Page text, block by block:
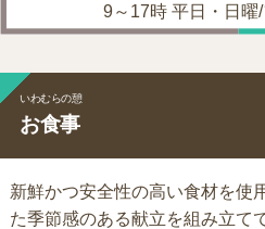
9～17時 平日・日曜
いわむらの憩
お食事
新鮮かつ安全性の高い食材を使
た季節感のある献立を組み立て